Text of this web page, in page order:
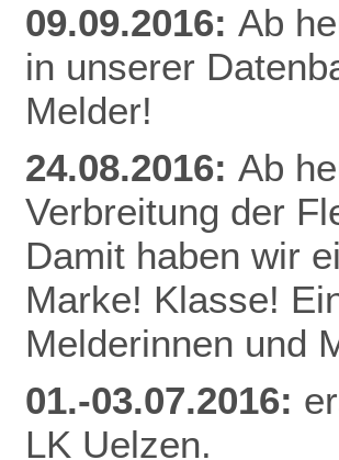
09.09.2016: Ab
in unserer
Melder!
24.08.2016: Ab
Verbreitung der
Damit haben wir
Marke! Klasse!
Melderinnen und
01.-03.07.2016:
LK Uelzen.